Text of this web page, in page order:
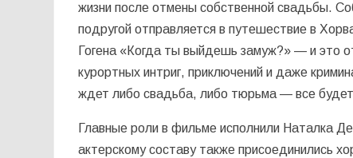
жизни после отмены собственной свадьбы.
подругой отправляется в путешествие в
Гогена «Когда ты выйдешь замуж?» — и это
курортных интриг, приключений и даже
ждет либо свадьба, либо тюрьма — все будет
Главные роли в фильме исполнили Наталка
актерскому составу также присоединились